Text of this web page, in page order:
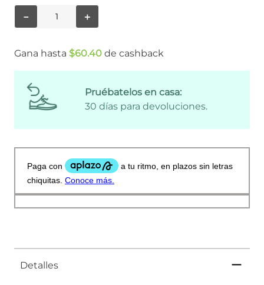
＋
－
Gana hasta $60.40 de cashback
Pruébatelos en casa:
30 días para devoluciones.
Detalles